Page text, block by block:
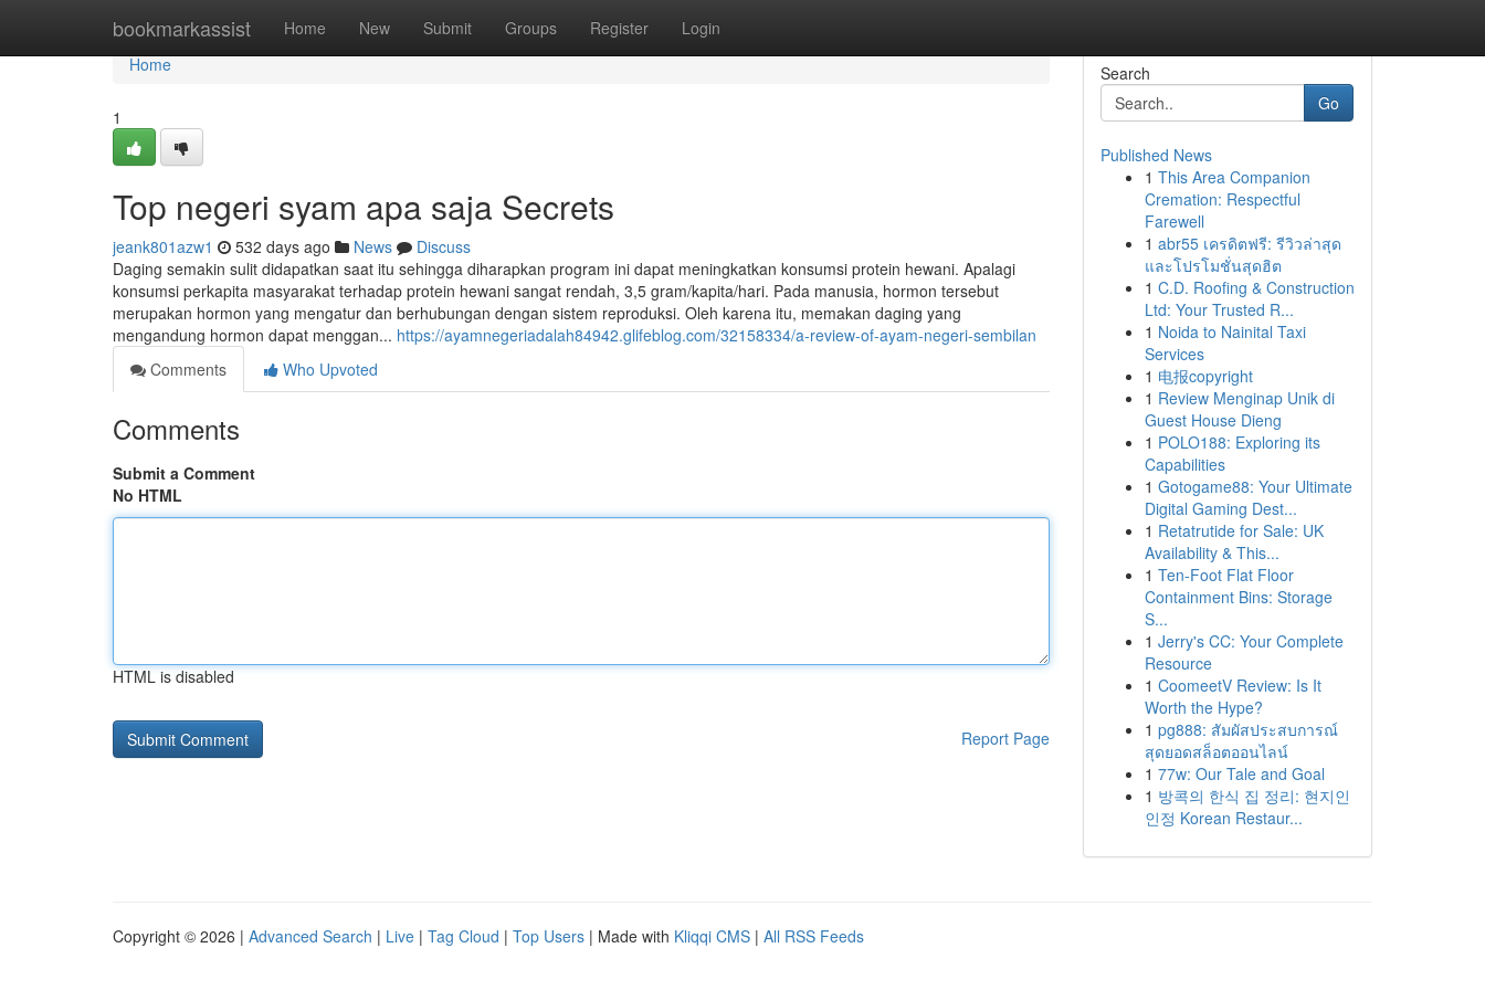
bookmarkassist Home New Submit Groups Register Login
Home
Home
1
Top negeri syam apa saja Secrets
jeank801azw1 532 days ago News
Discuss
Daging semakin sulit didapatkan saat itu sehingga diharapkan program ini dapat meningkatkan konsumsi protein hewani. Apalagi
konsumsi perkapita masyarakat terhadap protein hewani sangat rendah, 3,5 gram/kapita/hari. Pada manusia, hormon tersebut
merupakan hormon yang mengatur dan berhubungan dengan sistem reproduksi. Oleh karena itu, memakan daging yang
mengandung hormon dapat menggan... https://ayamnegeriadalah84942.glifeblog.com/32158334/a-review-of-ayam-negeri-sembilan
Comments
Who Upvoted
Comments
Submit a Comment
No HTML
HTML is disabled
Report Page
Search
Go
Published News
1 This Area Companion
Cremation: Respectful
Farewell
1 abr55 เครดิตฟรี: รีวิวล่าสุด
และโปรโมชั่นสุดฮิต
1 C.D. Roofing & Construction
Ltd: Your Trusted R...
1 Noida to Nainital Taxi
Services
1 电报copyright
1 Review Menginap Unik di
Guest House Dieng
1 POLO188: Exploring its
Capabilities
1 Gotogame88: Your Ultimate
Digital Gaming Dest...
1 Retatrutide for Sale: UK
Availability & This...
1 Ten-Foot Flat Floor
Containment Bins: Storage
S...
1 Jerry's CC: Your Complete
Resource
1 CoomeetV Review: Is It
Worth the Hype?
1 pg888: สัมผัสประสบการณ์
สุดยอดสล็อตออนไลน์
1 77w: Our Tale and Goal
1 방콕의 한식 집 정리: 현지인
인정 Korean Restaur...
Copyright © 2026 | Advanced Search | Live | Tag Cloud | Top Users | Made with Kliqqi CMS | All RSS Feeds